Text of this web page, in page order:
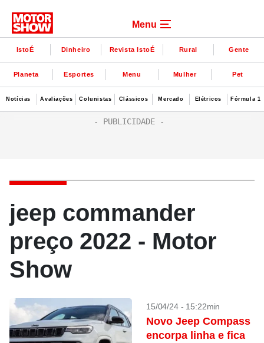
Menu
IstoÉ Dinheiro Revista IstoÉ Rural Gente
Planeta Esportes Menu Mulher Pet
Notícias Avaliações Colunistas Clássicos Mercado Elétricos Fórmula 1
jeep commander
preço 2022 - Motor
Show
15/04/24 - 15:22min
Novo Jeep Compass
encorpa linha e fica